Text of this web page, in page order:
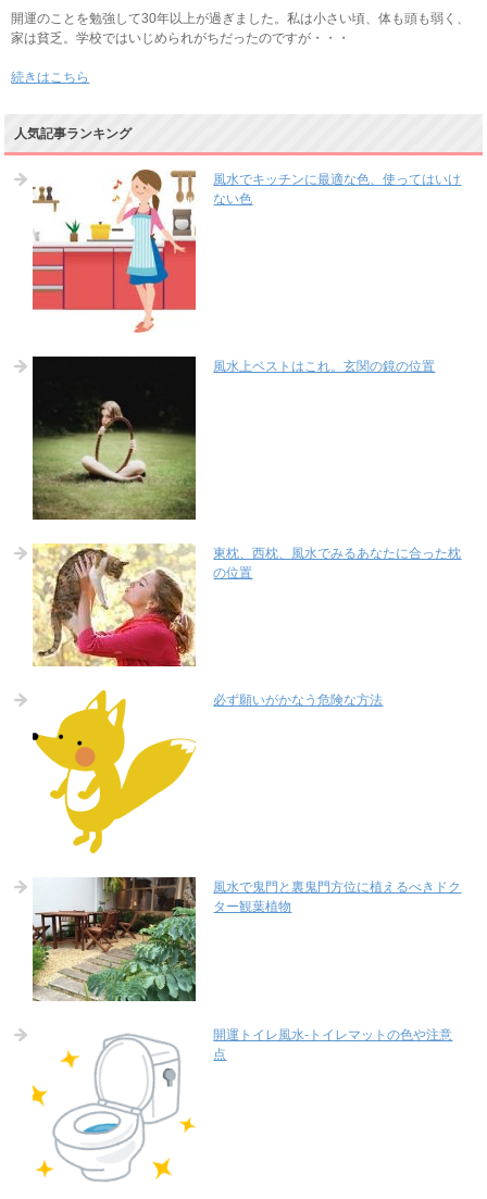
開運のことを勉強して30年以上が過ぎました。私は小さい頃、体も頭も弱く、
家は貧乏。学校ではいじめられがちだったのですが・・・
続きはこちら
人気記事ランキング
風水でキッチンに最適な色、使ってはいけ
ない色
風水上ベストはこれ。玄関の鏡の位置
東枕、西枕、風水でみるあなたに合った枕
の位置
必ず願いがかなう危険な方法
風水で鬼門と裏鬼門方位に植えるべきドク
ター観葉植物
開運トイレ風水-トイレマットの色や注意
点